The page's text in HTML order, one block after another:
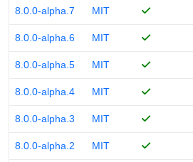
8.0.0-alpha.7 MIT
8.0.0-alpha.6 MIT
8.0.0-alpha.5 MIT
8.0.0-alpha.4 MIT
8.0.0-alpha.3 MIT
8.0.0-alpha.2 MIT